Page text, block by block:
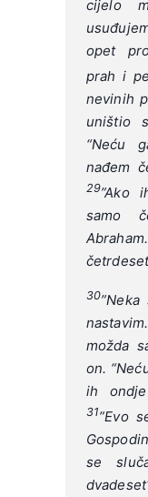
cijelo
opet
prah i
nevinih
uništio
“Neću
nađem
29”Ako
samo
30
možda
on.
ih
31”Evo
se